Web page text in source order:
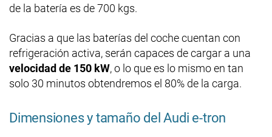
de la batería es de 700 kgs.
Gracias a que las baterías del coche cuentan con
refrigeración activa, serán capaces de cargar a una
velocidad de 150 kW, o lo que es lo mismo en tan
solo 30 minutos obtendremos el 80% de la carga.
Dimensiones y tamaño del Audi e-tron